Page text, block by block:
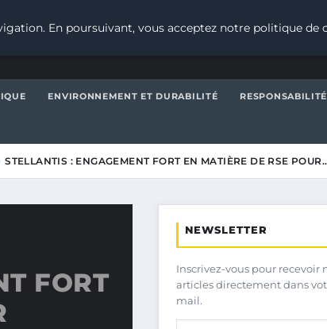
ENVIRONNEMENT ET DURABILITÉ
STELLANTIS : ENGAGEMENT FORT EN MATIÈRE DE RSE
FORT
NEWSLETTER
Inscrivez-vous pour recevoir
articles directement dans
mail.
En poursuivant, vous acceptez notre politique de